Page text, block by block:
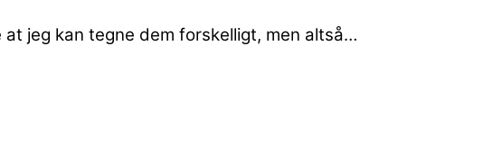
jeg kan tegne dem forskelligt, men altså…